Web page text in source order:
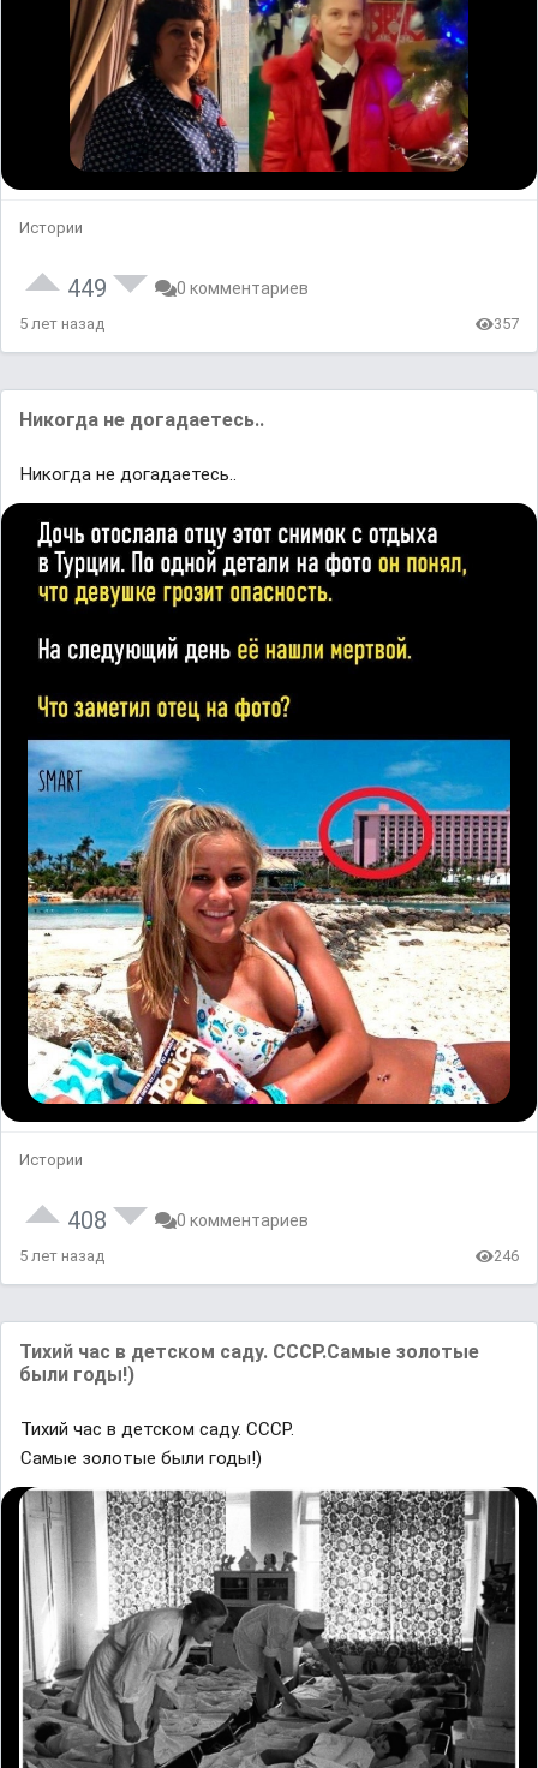
Истории
449 0 комментариев
5 лет назад 357
Никогда не догадаетесь..
Никогда не догадаетесь..
Истории
408 0 комментариев
5 лет назад 246
Тихий час в детском саду. СССР.Самые золотые
были годы!)
Тихий час в детском саду. СССР.
Самые золотые были годы!)